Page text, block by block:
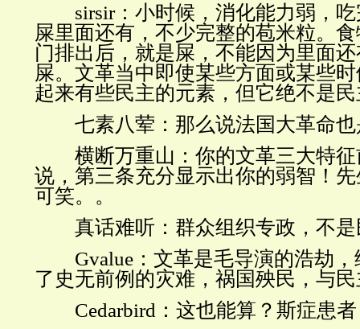
sirsir：小时候，消化能力弱，
屎里面还有，不少完整的苞米粒。
门排出后，就是屎，不能因为里面
屎。文革当中即使某些方面或某些
起来有些民主的元素，但它绝不是
七素八荤：那么说法国大革命也
横断万重山：你的文革三大特征
说，第三条充分显示出你的弱智！
可笑。。
真话难听：群众组织专政，不是
Gvalue ：文革是毛导演的浩劫
了史无前例的灾难，祸国殃民，与
Cedarbird ：这也能算？斯症患